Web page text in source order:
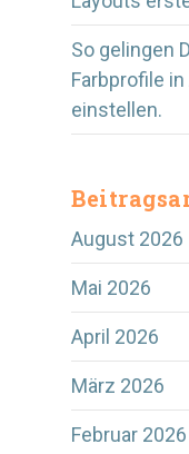
So gelingen
Farbprofile
einstellen.
August 2026
Mai 2026
April 2026
März 2026
Februar 2026